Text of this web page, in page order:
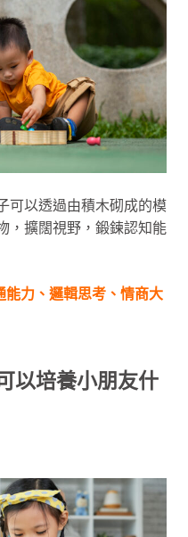
可以透過由積木砌成的模
，擴闊視野，鍛鍊認知能
能力、邏輯思考、情商大
以培養小朋友什